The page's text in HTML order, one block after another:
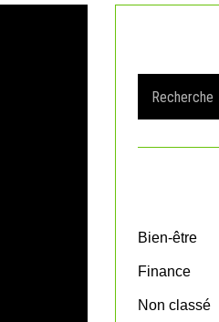
a
r
oBien-être
Finance
Non classé